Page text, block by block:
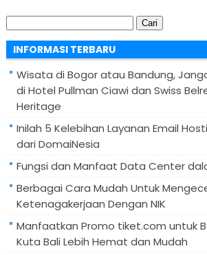
Cari
untuk:
INFORMASI TERBARU
Wisata di Bogor atau Bandung,
di Hotel Pullman Ciawi dan Swiss
Heritage
Inilah 5 Kelebihan Layanan Email
dari DomaiNesia
Fungsi dan Manfaat Data Center
Berbagai Cara Mudah Untuk
Ketenagakerjaan Dengan NIK
Manfaatkan Promo tiket.com untuk
Kuta Bali Lebih Hemat dan Mudah